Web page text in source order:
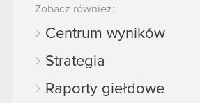
Zobacz również:
Centrum wyników
Strategia
Raporty giełdowe